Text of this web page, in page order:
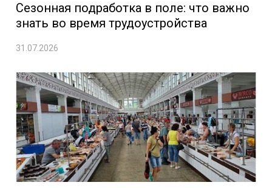
Сезонная подработка в поле: что важно
знать во время трудоустройства
31.07.2026